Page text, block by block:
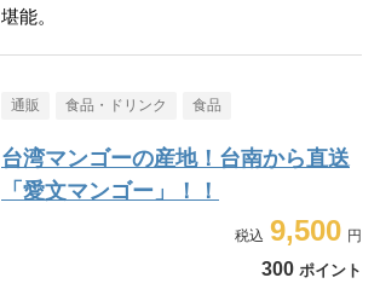
堪能。
通販 食品・ドリンク 食品
台湾マンゴーの産地！台南から直送
「愛文マンゴー」！！
9,500
300 ポイント